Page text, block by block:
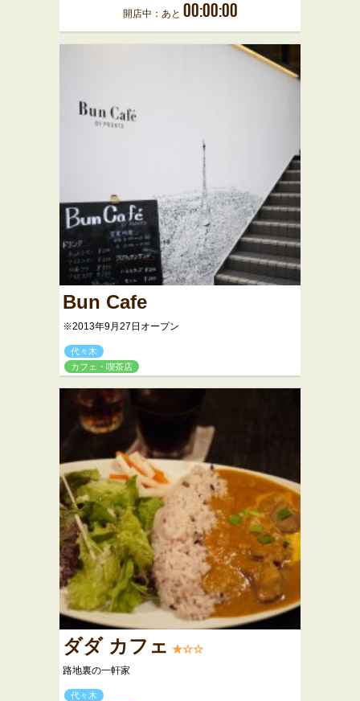
開店中：あと 00:00:00
Bun Cafe
※2013年9月27日オープン
代々木
カフェ・喫茶店
ダダ カフェ ★☆☆
路地裏の一軒家
代々木